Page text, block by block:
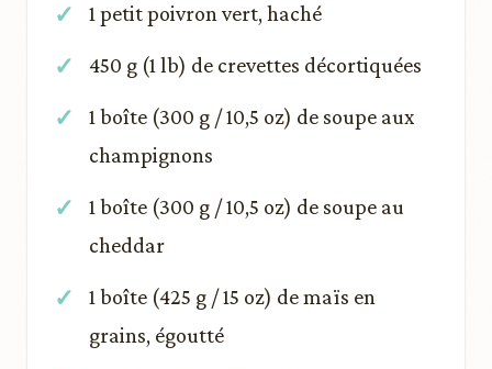
1 petit poivron vert, haché
450 g (1 lb) de crevettes décortiquées
1 boîte (300 g / 10,5 oz) de soupe aux
champignons
1 boîte (300 g / 10,5 oz) de soupe au
cheddar
1 boîte (425 g / 15 oz) de maïs en
grains, égoutté